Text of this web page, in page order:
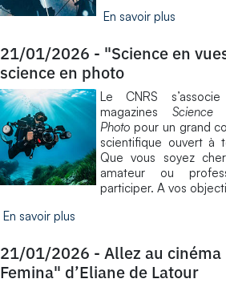
En savoir plus
21/01/2026 - "Science en
science en photo
Le CNRS
magazines
Photo pour un grand
scientifique ouvert à
Que vous soyez
amateur ou
participer. A vos
En savoir plus
21/01/2026 - Allez au
Femina" d’Eliane de Latour